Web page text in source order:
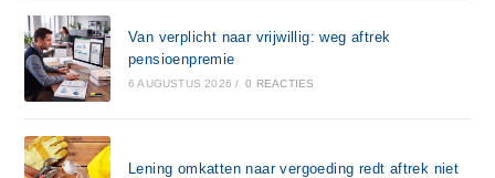
Van verplicht naar vrijwillig: weg aftrek
pensioenpremie
6 AUGUSTUS 2026 / 0 REACTIES
Lening omkatten naar vergoeding redt aftrek niet